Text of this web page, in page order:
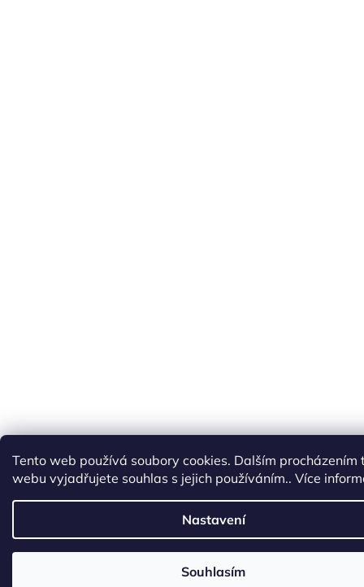
Tento web používá soubory cookies. Dalším procházením
webu vyjadřujete souhlas s jejich používáním.. Více
Nastavení
Souhlasím